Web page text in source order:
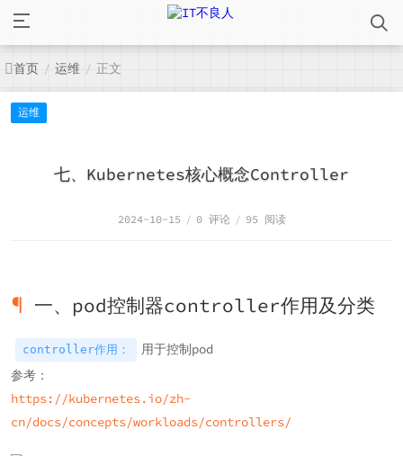
首页 / 运维 / 正文
运维
七、Kubernetes核心概念Controller
2024-10-15 / 0 评论 / 95 阅读
一、pod控制器controller作用及分类
controller作用：
用于控制pod
参考：
https://kubernetes.io/zh-
cn/docs/concepts/workloads/controllers/